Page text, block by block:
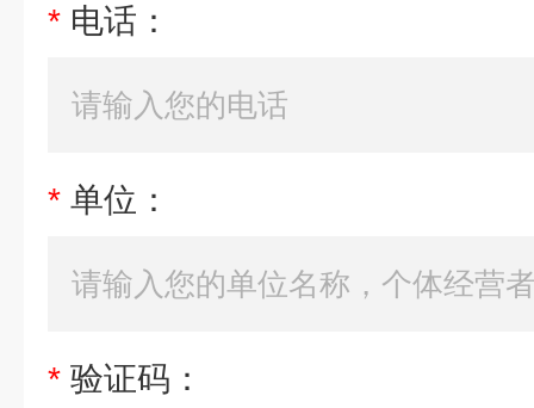
* 电话：
* 单位：
* 验证码：